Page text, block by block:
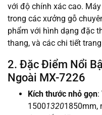
với độ chính xác cao.
trong các xưởng gỗ
phẩm với hình dạng đặc
thang, và các chi tiết
2. Đặc Điểm Nổi
Ngoài MX-7226
Kích thước nhỏ gọn:
150013201850mm,